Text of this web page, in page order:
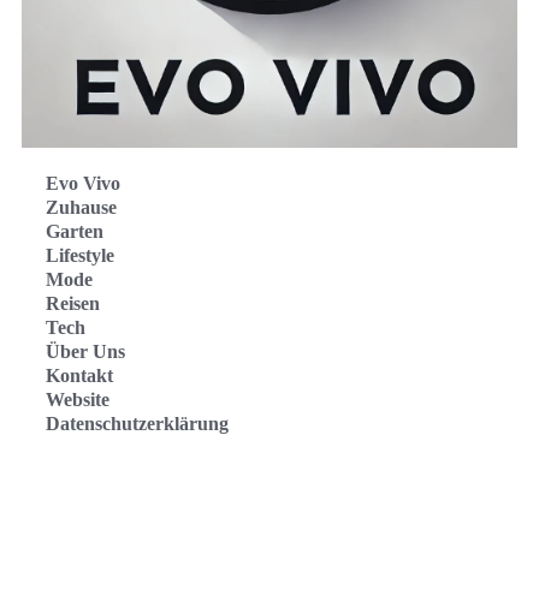
Evo Vivo
Zuhause
Garten
Lifestyle
Mode
Reisen
Tech
Über Uns
Kontakt
Website
Datenschutzerklärung